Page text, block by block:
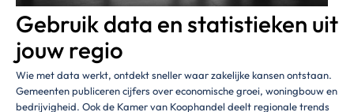
Gebruik data en statistieken uit
jouw regio
Wie met data werkt, ontdekt sneller waar zakelijke kansen ontstaan.
Gemeenten publiceren cijfers over economische groei, woningbouw en
bedrijvigheid. Ook de Kamer van Koophandel deelt regionale trends